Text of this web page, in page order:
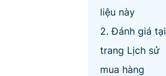
liệu này
2. Đánh giá tại
trang Lịch sử
mua hàng